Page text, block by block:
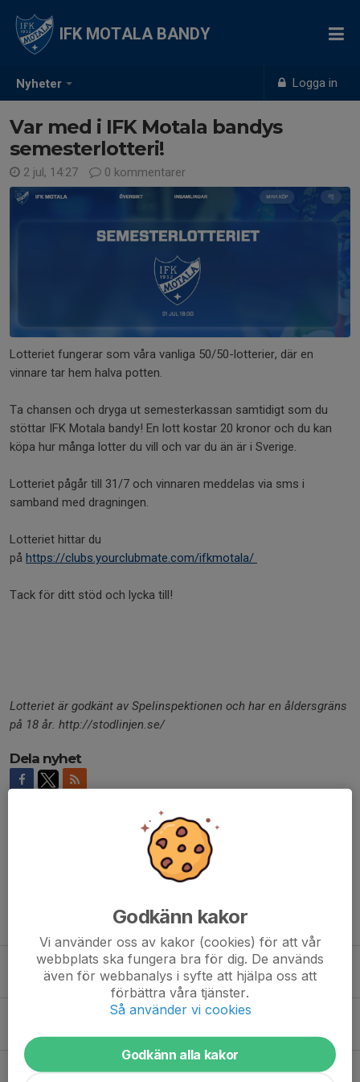
Nyheter Logga in
IFK MOTALA BANDY
Var med i IFK Motala bandys
semesterlotteri!
2 jul, 14:27 0 kommentarer
Lotteriet fungerar som våra vanliga 50/50-lotterier, där en
vinnare tar hem halva potten.
Ta chansen och dryga ut semesterkassan samtidigt som du
stöttar IFK Motala bandy! En lott kostar 20 kronor och du kan
köpa hur många lotter du vill och var du än är i Sverige.
Lotteriet pågår till 31/7 och vinnaren meddelas via sms i
samband med dragningen.
Lotteriet hittar du
på https://clubs.yourclubmate.com/ifkmotala/
Tack för ditt stöd och lycka till!
Lotteriet är godkänt av Spelinspektionen och har en åldersgräns
på 18 år. http://stodlinjen.se/
Dela nyhet
Tidigare nyheter
Valberedningen söker engagerade personer
28 jul, 09:39 0
Kanalstråket formas – vad händer med isstadion?
Bandylöpet - Motala stadslopp
Godkänn kakor
Vi använder oss av kakor (cookies) för att vår
webbplats ska fungera bra för dig. De används
även för webbanalys i syfte att hjälpa oss att
förbättra våra tjänster.
Så använder vi cookies
Godkänn alla kakor